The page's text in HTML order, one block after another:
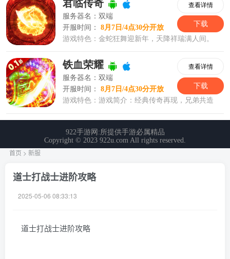
首页 > 新服
道士打战士进阶攻略
2025-05-06 08:33:13
道士打战士进阶攻略